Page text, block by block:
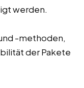
werden.
-methoden,
der Pakete